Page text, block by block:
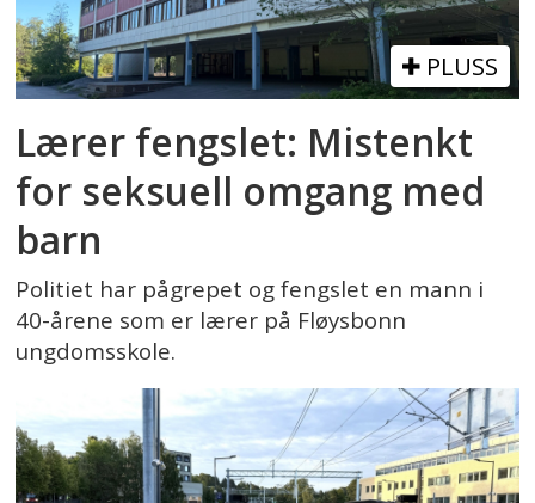
PLUSS
Lærer fengslet: Mistenkt
for seksuell omgang med
barn
Politiet har pågrepet og fengslet en mann i
40-årene som er lærer på Fløysbonn
ungdomsskole.